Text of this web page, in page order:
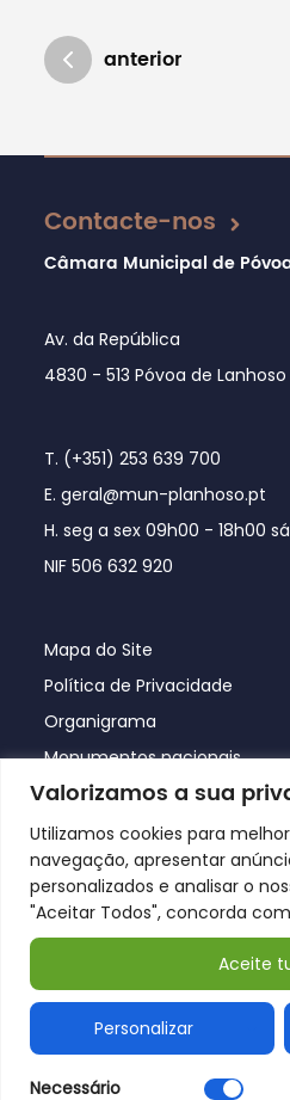
Valorizamos a sua
Utilizamos cookies para
navegação, apresentar
personalizados e analisar o
"Aceitar Todos", concorda
Personalizar
Aceite
Necessário
anterior
Atualizado em 24/05/2019
Contacte-nos
Câmara Municipal de
Av. da República
4830 - 513 Póvoa de Lanhoso
T. (+351) 253 639 700
E. geral@mun-planhoso.pt
H. seg a sex 09h00 - 18h00
NIF 506 632 920
Mapa do Site
Política de Privacidade
Organigrama
Monumentos nacionais
© Póvoa de Lanhoso 2026